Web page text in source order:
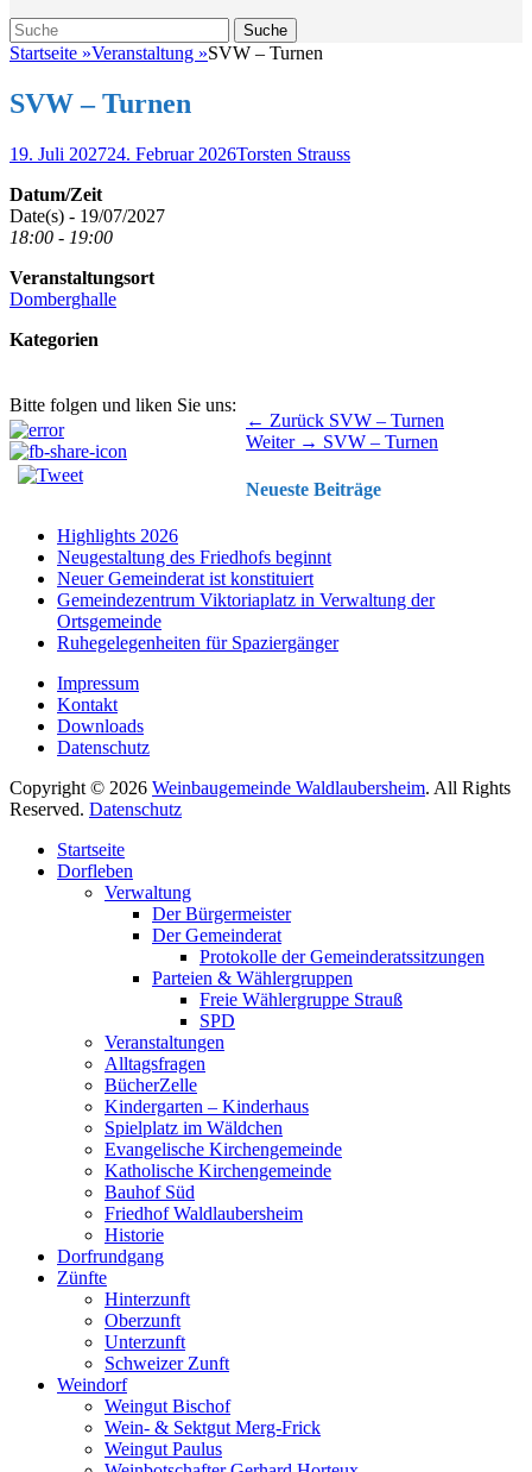
Suche
Suche
nach:
Startseite »Veranstaltung »SVW – Turnen
SVW – Turnen
Veröffentlicht
19. Juli 202724. Februar 2026Autor
Torsten Strauss
Datum/Zeit
Date(s) - 19/07/2027
18:00 - 19:00
Veranstaltungsort
Domberghalle
Kategorien
Bitte folgen und liken Sie uns:
Beitragsnavigation ← Zurück Vorhergehender
Beitrag:
SVW – Turnen
Weiter → Nächster
SVW – Turnen
Neueste Beiträge
Highlights 2026
Neugestaltung des Friedhofs beginnt
Neuer Gemeinderat ist konstituiert
Gemeindezentrum Viktoriaplatz in Verwaltung der
Ortsgemeinde
Ruhegelegenheiten für Spaziergänger
Impressum
Kontakt
Downloads
Datenschutz
Copyright © 2026 Weinbaugemeinde Waldlaubersheim. All Rights
Reserved. Datenschutz
oben
scrollen
Startseite
Dorfleben
Verwaltung
Der Bürgermeister
Der Gemeinderat
Protokolle der Gemeinderatssitzungen
Parteien & Wählergruppen
Freie Wählergruppe Strauß
SPD
Veranstaltungen
Alltagsfragen
BücherZelle
Kindergarten – Kinderhaus
Spielplatz im Wäldchen
Evangelische Kirchengemeinde
Katholische Kirchengemeinde
Bauhof Süd
Friedhof Waldlaubersheim
Historie
Dorfrundgang
Zünfte
Hinterzunft
Oberzunft
Unterzunft
Schweizer Zunft
Weindorf
Weingut Bischof
Wein- & Sektgut Merg-Frick
Weingut Paulus